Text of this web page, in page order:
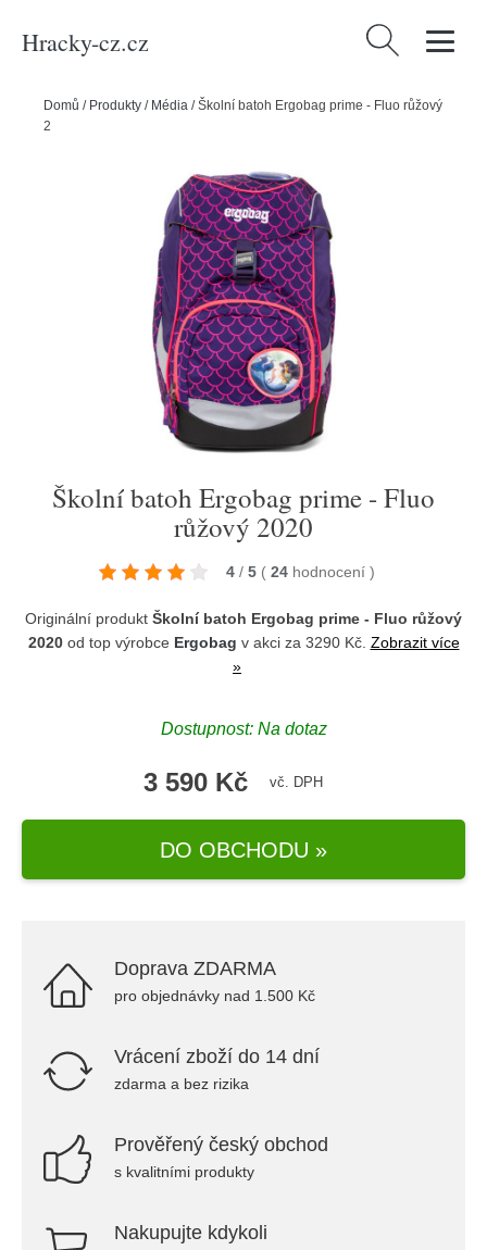
Hracky-cz.cz Vyhledávání
Domů / Produkty / Média /Školní batoh Ergobag prime - Fluo růžový
2020
Školní batoh Ergobag prime - Fluo
růžový 2020
4 / 5 ( 24 hodnocení )
Originální produkt Školní batoh Ergobag prime - Fluo růžový
2020od top výrobce Ergobag v akci za 3290 Kč. Zobrazit více
»
Dostupnost: Na dotaz
3 590 Kč vč. DPH
DO OBCHODU »
Doprava ZDARMA
pro objednávky nad 1.500 Kč
Vrácení zboží do 14 dní
zdarma a bez rizika
Prověřený český obchod
s kvalitními produkty
Nakupujte kdykoli